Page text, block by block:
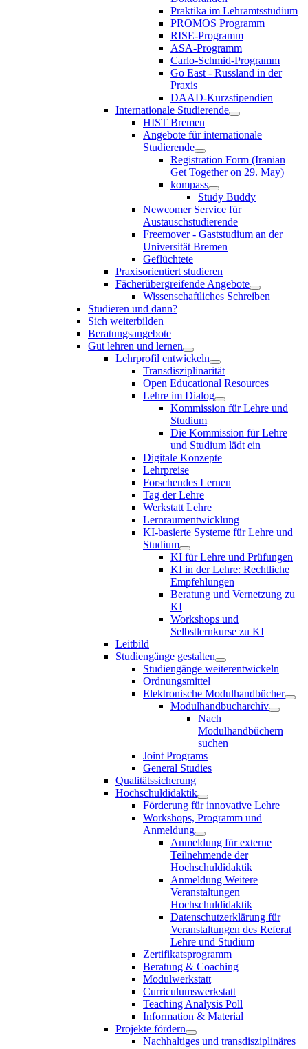
Praktika im Lehramtsstudium
PROMOS Programm
RISE-Programm
ASA-Programm
Carlo-Schmid-Programm
Go East - Russland in der
Praxis
DAAD-Kurzstipendien
Internationale Studierende
HIST Bremen
Angebote für internationale
Studierende
Registration Form (Iranian
Get Together on 29. May)
kompass
Study Buddy
Newcomer Service für
Austauschstudierende
Freemover - Gaststudium an der
Universität Bremen
Geflüchtete
Praxisorientiert studieren
Fächerübergreifende Angebote
Wissenschaftliches Schreiben
Studieren und dann?
Sich weiterbilden
Beratungsangebote
Gut lehren und lernen
Lehrprofil entwickeln
Transdisziplinarität
Open Educational Resources
Lehre im Dialog
Kommission für Lehre und
Studium
Die Kommission für Lehre
und Studium lädt ein
Digitale Konzepte
Lehrpreise
Forschendes Lernen
Tag der Lehre
Werkstatt Lehre
Lernraumentwicklung
KI-basierte Systeme für Lehre und
Studium
KI für Lehre und Prüfungen
KI in der Lehre: Rechtliche
Empfehlungen
Beratung und Vernetzung zu
KI
Workshops und
Selbstlernkurse zu KI
Leitbild
Studiengänge gestalten
Studiengänge weiterentwickeln
Ordnungsmittel
Elektronische Modulhandbücher
Modulhandbucharchiv
Nach
Modulhandbüchern
suchen
Joint Programs
General Studies
Qualitätssicherung
Hochschuldidaktik
Förderung für innovative Lehre
Workshops, Programm und
Anmeldung
Anmeldung für externe
Teilnehmende der
Hochschuldidaktik
Anmeldung Weitere
Veranstaltungen
Hochschuldidaktik
Datenschutzerklärung für
Veranstaltungen des Referat
Lehre und Studium
Zertifikatsprogramm
Beratung & Coaching
Modulwerkstatt
Curriculumswerkstatt
Teaching Analysis Poll
Information & Material
Projekte fördern
Nachhaltiges und transdisziplinäres